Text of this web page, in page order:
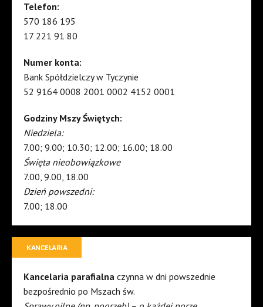
Telefon:
570 186 195
17 221 91 80
Numer konta:
Bank Spółdzielczy w Tyczynie
52 9164 0008 2001 0002 4152 0001
Godziny Mszy Świętych:
Niedziela:
7.00; 9.00; 10.30; 12.00; 16.00; 18.00
Święta nieobowiązkowe
7.00, 9.00, 18.00
Dzień powszedni:
7.00; 18.00
KANCELARIA
Kancelaria parafialna czynna w dni powszednie
bezpośrednio po Mszach św.